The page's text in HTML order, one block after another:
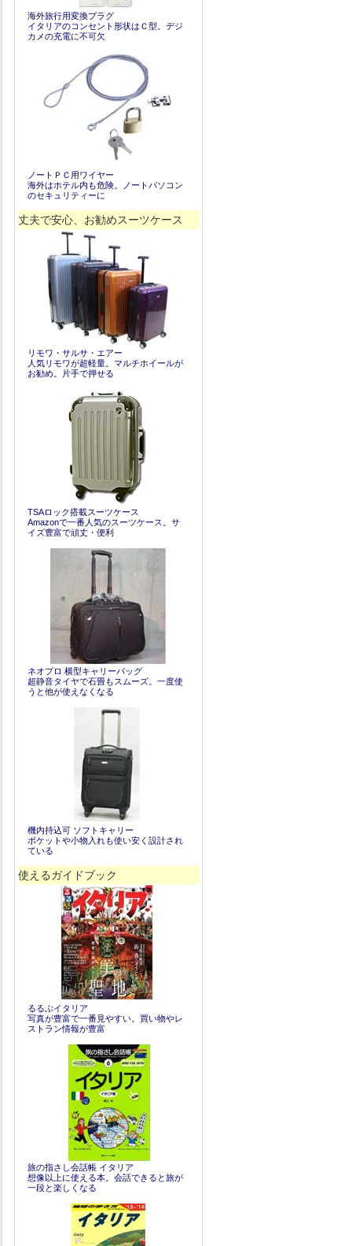
海外旅行用変換プラグ
イタリアのコンセント形状はＣ型。デジ
カメの充電に不可欠
ノートＰＣ用ワイヤー
海外はホテル内も危険。ノートパソコン
のセキュリティーに
丈夫で安心、お勧めスーツケース
リモワ・サルサ・エアー
人気リモワが超軽量。マルチホイールが
お勧め。片手で押せる
TSAロック搭載スーツケース
Amazonで一番人気のスーツケース。サ
イズ豊富で頑丈・便利
ネオプロ 横型キャリーバッグ
超静音タイヤで石畳もスムーズ。一度使
うと他が使えなくなる
機内持込可 ソフトキャリー
ポケットや小物入れも使い安く設計され
ている
使えるガイドブック
るるぶイタリア
写真が豊富で一番見やすい。買い物やレ
ストラン情報が豊富
旅の指さし会話帳 イタリア
想像以上に使える本。会話できると旅が
一段と楽しくなる